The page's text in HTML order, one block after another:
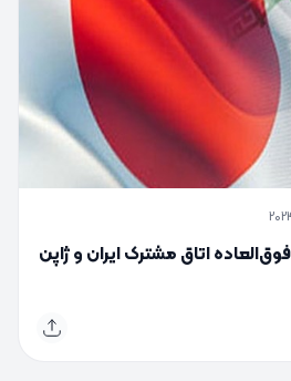
اتاق مشترک ایران و ژاپن